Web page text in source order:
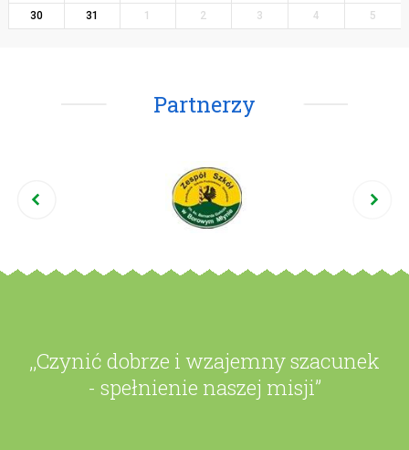
30
31 1 2 3 4 5
Partnerzy
,,Czynić dobrze i wzajemny szacunek
- spełnienie naszej misji”